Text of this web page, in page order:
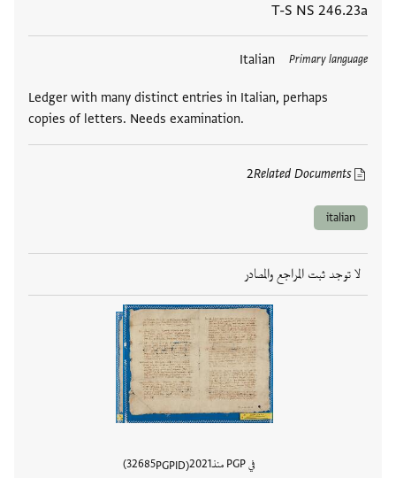
T-S NS 246.23a
Primary language
Italian
Ledger with many distinct entries in Italian, perhaps
copies of letters. Needs examination.
Related Documents
2
العلامات
italian
لا توجد ثبت المراجع والمصادر
في PGP منذ 2021
PGPID
32685